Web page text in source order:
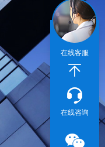
在线客服
在线咨询